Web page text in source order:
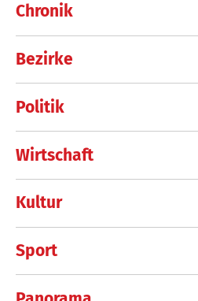
Chronik
Bezirke
Politik
Wirtschaft
Kultur
Sport